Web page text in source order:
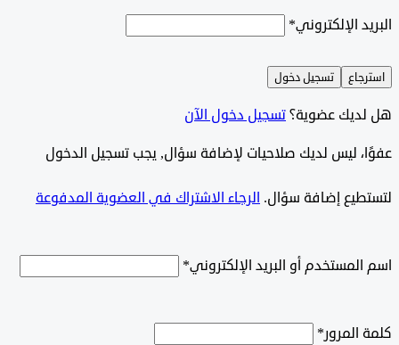
الإلكتروني*
تسجيل دخول
عضوية؟تسجيل دخول الآن
ليس لديك صلاحيات لإضافة سؤال, يجب تسجيل الدخول
إضافة سؤال.الرجاء الاشتراك في العضوية المدفوعة
أو البريد الإلكتروني*
*